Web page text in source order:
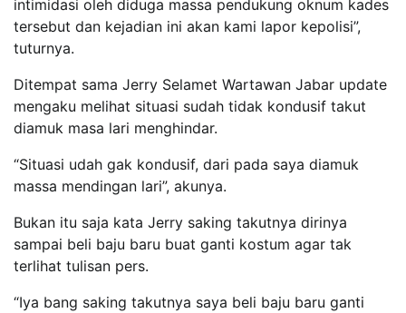
intimidasi oleh diduga massa pendukung oknum kades
tersebut dan kejadian ini akan kami lapor kepolisi”,
tuturnya.
Ditempat sama Jerry Selamet Wartawan Jabar update
mengaku melihat situasi sudah tidak kondusif takut
diamuk masa lari menghindar.
“Situasi udah gak kondusif, dari pada saya diamuk
massa mendingan lari”, akunya.
Bukan itu saja kata Jerry saking takutnya dirinya
sampai beli baju baru buat ganti kostum agar tak
terlihat tulisan pers.
“Iya bang saking takutnya saya beli baju baru ganti